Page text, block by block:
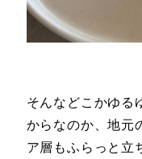
そんなどこかゆる
からなのか、地元
ア層もふらっと立